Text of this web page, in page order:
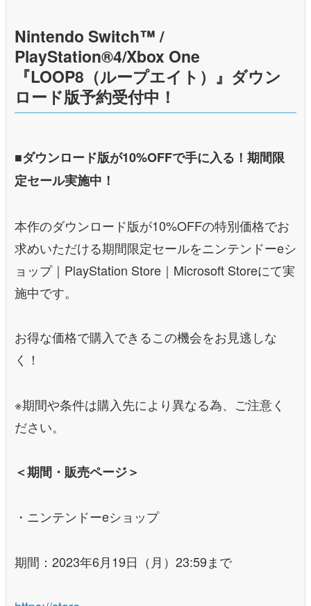
Nintendo Switch™ /
PlayStation®4/Xbox One
『LOOP8（ループエイト）』ダウン
ロード版予約受付中！
■ダウンロード版が10%OFFで手に入る！期間限
定セール実施中！
本作のダウンロード版が10%OFFの特別価格でお
求めいただける期間限定セールをニンテンドーeシ
ョップ｜PlayStation Store｜Microsoft Storeにて実
施中です。
お得な価格で購入できるこの機会をお見逃しな
く！
※期間や条件は購入先により異なる為、ご注意く
ださい。
＜期間・販売ページ＞
・ニンテンドーeショップ
期間：2023年6月19日（月）23:59まで